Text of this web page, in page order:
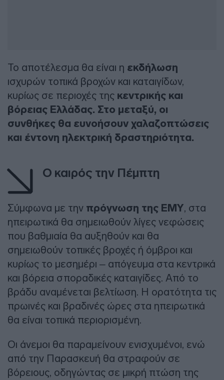
Το αποτέλεσμα θα είναι η εκδήλωση
ισχυρών τοπικά βροχών και καταιγίδων,
κυρίως σε περιοχές της κεντρικής και
βόρειας Ελλάδας. Στο μεταξύ, οι
συνθήκες θα ευνοήσουν χαλαζοπτώσεις
και έντονη ηλεκτρική δραστηριότητα.
Ο καιρός την Πέμπτη
Σύμφωνα με την πρόγνωση της ΕΜΥ, στα
ηπειρωτικά θα σημειωθούν λίγες νεφώσεις
που βαθμιαία θα αυξηθούν και θα
σημειωθούν τοπικές βροχές ή όμβροι και
κυρίως το μεσημέρι – απόγευμα στα κεντρικά
και βόρεια σποραδικές καταιγίδες. Από το
βράδυ αναμένεται βελτίωση. Η ορατότητα τις
πρωινές και βραδινές ώρες στα ηπειρωτικά
θα είναι τοπικά περιορισμένη.
Οι άνεμοι θα παραμείνουν ενισχυμένοι, ενώ
από την Παρασκευή θα στραφούν σε
βόρειους, οδηγώντας σε μικρή πτώση της